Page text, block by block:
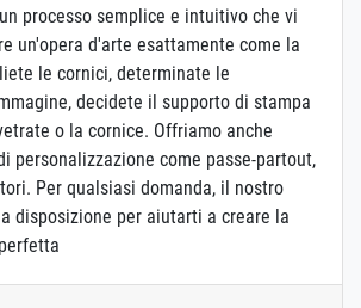
processo semplice e intuitivo che vi
un'opera d'arte esattamente come la
le cornici, determinate le
decidete il supporto di stampa
o la cornice. Offriamo anche
personalizzazione come passe-partout,
Per qualsiasi domanda, il nostro
disposizione per aiutarti a creare la